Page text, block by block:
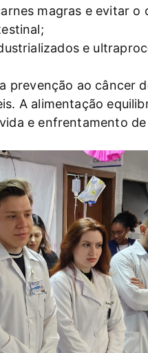
magras e evitar
e
prevenção ao câncer
A alimentação
e enfrentamento